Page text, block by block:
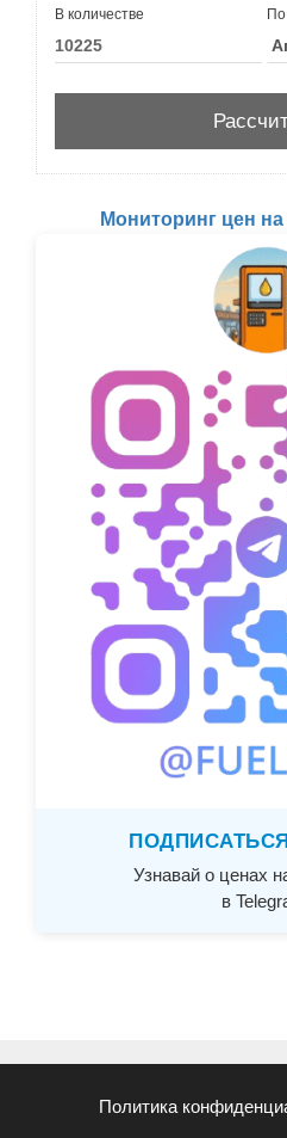
В количестве По
Мониторинг цен
Узнавай о ценах
в
Политика